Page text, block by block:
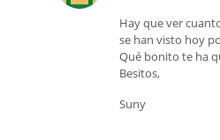
Hay que ver
se han visto hoy
Qué bonito te ha
Besitos,
Suny